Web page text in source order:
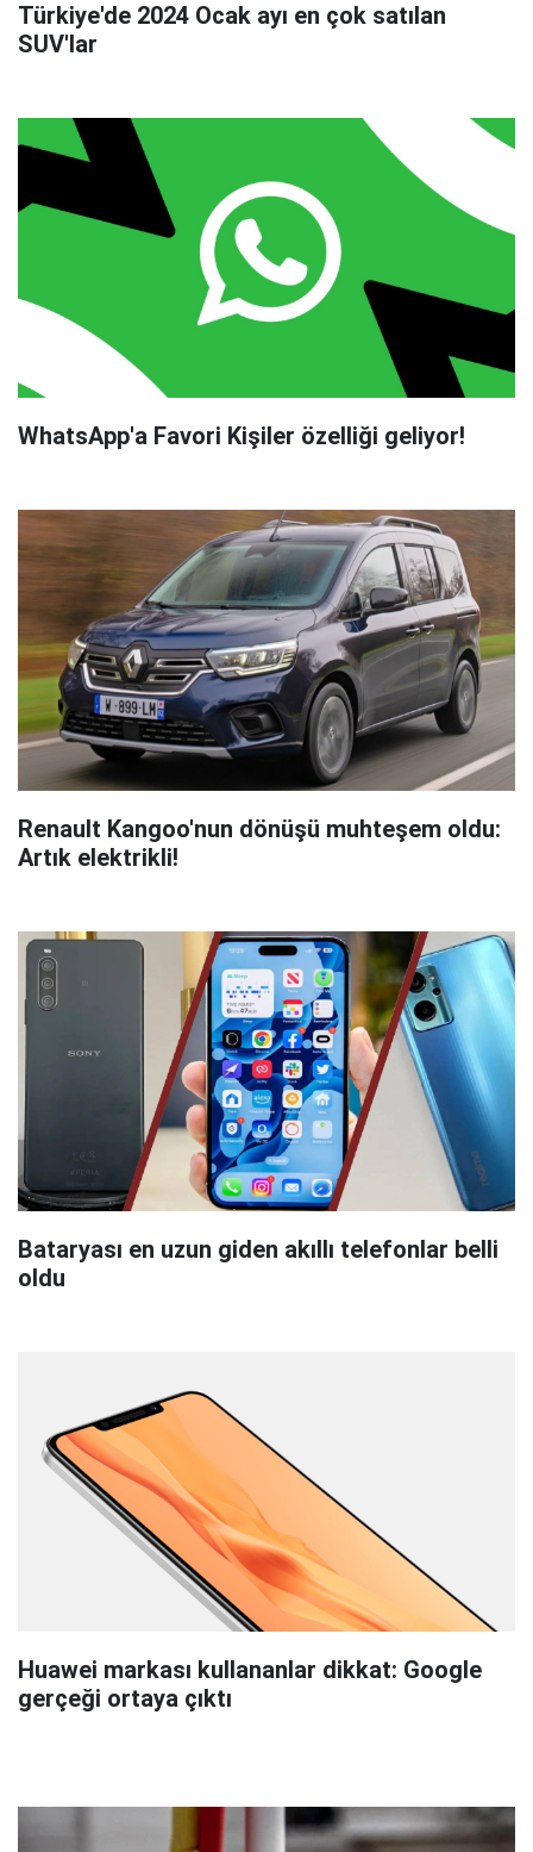
Türkiye'de 2024 Ocak ayı en çok satılan
SUV'lar
WhatsApp'a Favori Kişiler özelliği geliyor!
Renault Kangoo'nun dönüşü muhteşem oldu:
Artık elektrikli!
Bataryası en uzun giden akıllı telefonlar belli
oldu
Huawei markası kullananlar dikkat: Google
gerçeği ortaya çıktı